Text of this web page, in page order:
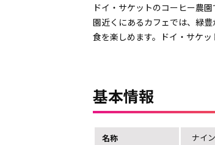
ドイ・サケットのコーヒー農
園近くにあるカフェでは、緑
食を楽しめます。ドイ・サケ
基本情報
名称 ナイ